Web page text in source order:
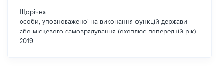
Щорічна
особи, уповноваженої на виконання функцій держави
або місцевого самоврядування (охоплює попередній рік)
2019